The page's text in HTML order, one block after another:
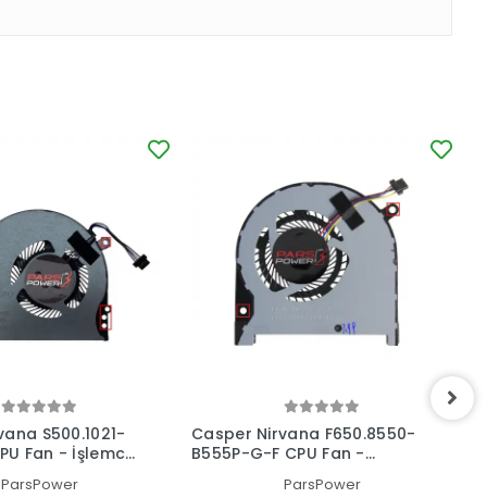
S500.1021-
Fan - İşlemci
ParsPower
Casper Nirvana F650.8550-
B555P-G-F CPU Fan -
ParsPower